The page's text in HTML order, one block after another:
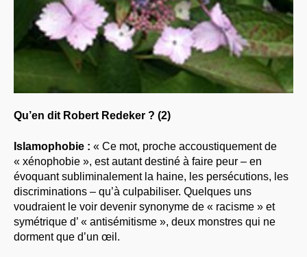
Qu’en dit Robert Redeker ? (2)
Islamophobie : « Ce mot, proche accoustiquement de
« xénophobie », est autant destiné à faire peur – en
évoquant subliminalement la haine, les persécutions, les
discriminations – qu’à culpabiliser. Quelques uns
voudraient le voir devenir synonyme de « racisme » et
symétrique d’ « antisémitisme », deux monstres qui ne
dorment que d’un œil.